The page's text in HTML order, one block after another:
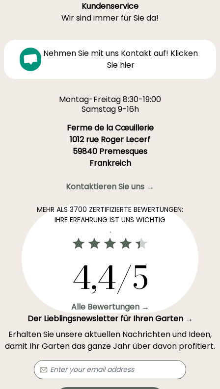
Kundenservice
Wir sind immer für Sie da!
Nehmen Sie mit uns Kontakt auf! Klicken
Sie hier
Montag-Freitag 8:30-19:00
Samstag 9-16h
Ferme de la Cœuillerie
1012 rue Roger Lecerf
59840 Premesques
Frankreich
Kontaktieren Sie uns →
MEHR ALS 3700 ZERTIFIZIERTE BEWERTUNGEN:
IHRE ERFAHRUNG IST UNS WICHTIG
.
4,4/5
Alle Bewertungen →
Der Lieblingsnewsletter für Ihren Garten →
Erhalten Sie unsere aktuellen Nachrichten und Ideen,
damit Ihr Garten das ganze Jahr über davon profitiert.